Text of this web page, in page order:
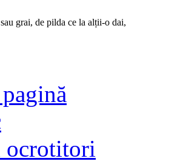
grai, de pilda ce la alții-o dai,